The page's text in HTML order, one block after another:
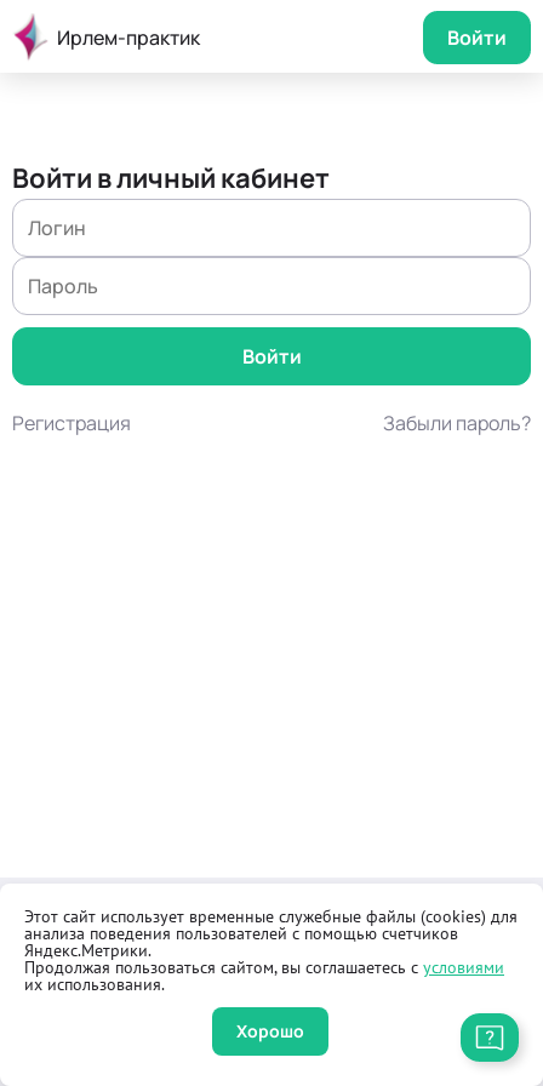
Ирлем-практик Войти
Войти в личный кабинет
Регистрация Забыли пароль?
Контакты
Как купить
Общественная приёмная
Реквизиты
Оферта
Правила продажи товаров
Этот сайт использует временные служебные файлы (cookies) для
анализа поведения пользователей с помощью счетчиков
Яндекс.Метрики.
Продолжая пользоваться сайтом, вы соглашаетесь с условиями
их использования.
Хорошо